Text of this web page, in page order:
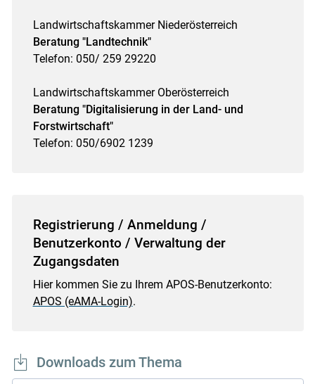
Landwirtschaftskammer Niederösterreich
Beratung "Landtechnik"
Telefon: 050/ 259 29220
Landwirtschaftskammer Oberösterreich
Beratung "Digitalisierung in der Land- und
Forstwirtschaft"
Telefon: 050/6902 1239
Registrierung / Anmeldung /
Benutzerkonto / Verwaltung der
Zugangsdaten
Hier kommen Sie zu Ihrem APOS-Benutzerkonto:
APOS (eAMA-Login).
Downloads zum Thema